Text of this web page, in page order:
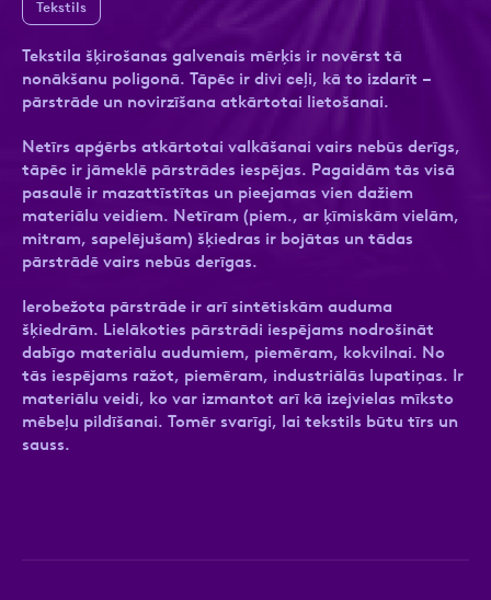
Tekstils
Tekstila šķirošanas galvenais mērķis ir novērst tā
nonākšanu poligonā. Tāpēc ir divi ceļi, kā to izdarīt –
pārstrāde un novirzīšana atkārtotai lietošanai.
Netīrs apģērbs atkārtotai valkāšanai vairs nebūs derīgs,
tāpēc ir jāmeklē pārstrādes iespējas. Pagaidām tās visā
pasaulē ir mazattīstītas un pieejamas vien dažiem
materiālu veidiem. Netīram (piem., ar ķīmiskām vielām,
mitram, sapelējušam) šķiedras ir bojātas un tādas
pārstrādē vairs nebūs derīgas.
Ierobežota pārstrāde ir arī sintētiskām auduma
šķiedrām. Lielākoties pārstrādi iespējams nodrošināt
dabīgo materiālu audumiem, piemēram, kokvilnai. No
tās iespējams ražot, piemēram, industriālās lupatiņas. Ir
materiālu veidi, ko var izmantot arī kā izejvielas mīksto
mēbeļu pildīšanai. Tomēr svarīgi, lai tekstils būtu tīrs un
sauss.
Kontakttālrunis
Ziņa
Apstiprini, ka esi iepazinies ar sadaļuPrivātuma
Kontakttālrunis
Ziņa
Atzīmējiet, ka piekrītat personas datu